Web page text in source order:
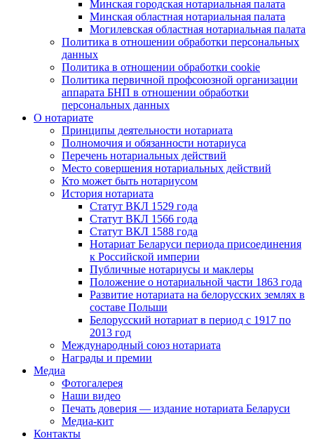
Минская городская нотариальная палата
Минская областная нотариальная палата
Могилевская областная нотариальная палата
Политика в отношении обработки персональных
данных
Политика в отношении обработки cookie
Политика первичной профсоюзной организации
аппарата БНП в отношении обработки
персональных данных
О нотариате
Принципы деятельности нотариата
Полномочия и обязанности нотариуса
Перечень нотариальных действий
Место совершения нотариальных действий
Кто может быть нотариусом
История нотариата
Статут ВКЛ 1529 года
Статут ВКЛ 1566 года
Статут ВКЛ 1588 года
Нотариат Беларуси периода присоединения
к Российской империи
Публичные нотариусы и маклеры
Положение о нотариальной части 1863 года
Развитие нотариата на белорусских землях в
составе Польши
Белорусский нотариат в период с 1917 по
2013 год
Международный союз нотариата
Награды и премии
Медиа
Фотогалерея
Наши видео
Печать доверия — издание нотариата Беларуси
Медиа-кит
Контакты